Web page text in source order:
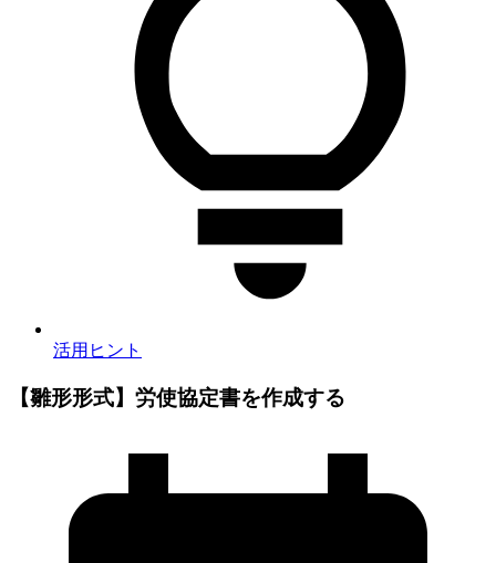
活用ヒント
【雛形形式】労使協定書を作成する